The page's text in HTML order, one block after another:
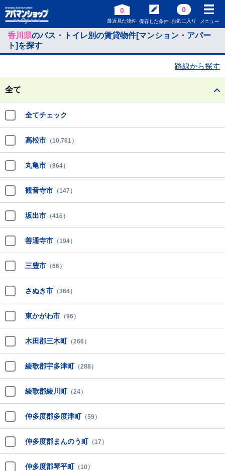
0
最近見た物件 保存した条件
0
お気に入り メニュー
香川県のバス・トイレ別の賃貸物件[マンション・アパー
ト]を探す
路線から探す
全て
全てチェック
高松市 （10,761）
丸亀市 （864）
観音寺市 （147）
坂出市 （416）
善通寺市 （194）
三豊市 （66）
さぬき市 （364）
東かがわ市 （96）
木田郡三木町 （266）
綾歌郡宇多津町 （288）
綾歌郡綾川町 （24）
仲多度郡多度津町 （59）
仲多度郡まんのう町 （17）
仲多度郡琴平町 （10）